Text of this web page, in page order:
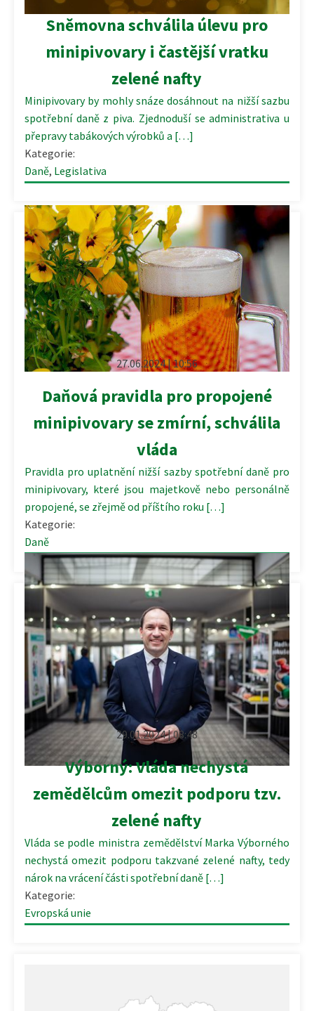
Sněmovna schválila úlevu pro
minipivovary i častější vratku
zelené nafty
Minipivovary by mohly snáze dosáhnout na nižší sazbu
spotřební daně z piva. Zjednoduší se administrativa u
přepravy tabákových výrobků a […]
Kategorie:
Daně, Legislativa
27.06.2024 | 10:56
Daňová pravidla pro propojené
minipivovary se zmírní, schválila
vláda
Pravidla pro uplatnění nižší sazby spotřební daně pro
minipivovary, které jsou majetkově nebo personálně
propojené, se zřejmě od příštího roku […]
Kategorie:
Daně
29.01.2024 | 08:48
Výborný: Vláda nechystá
zemědělcům omezit podporu tzv.
zelené nafty
Vláda se podle ministra zemědělství Marka Výborného
nechystá omezit podporu takzvané zelené nafty, tedy
nárok na vrácení části spotřební daně […]
Kategorie:
Evropská unie